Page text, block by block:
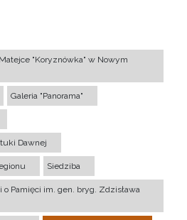
"Koryznówka" w Nowym
Galeria "Panorama"
Dawnej
Siedziba
Pamięci im. gen. bryg. Zdzisława